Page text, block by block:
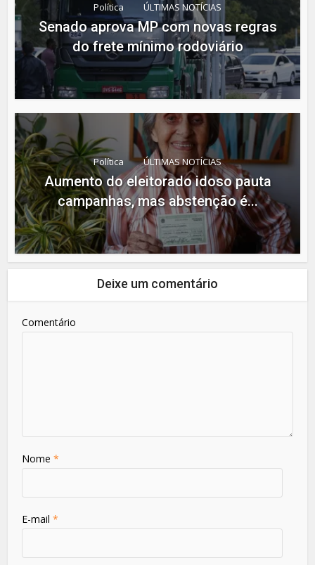
Política ÚLTIMAS NOTÍCIAS
Senado aprova MP com novas regras
do frete mínimo rodoviário
Política ÚLTIMAS NOTÍCIAS
Aumento do eleitorado idoso pauta
campanhas, mas abstenção é...
Deixe um comentário
Comentário
Nome*
E-mail*